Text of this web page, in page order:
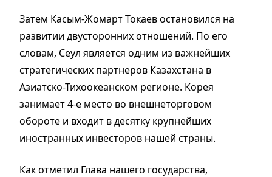
Затем Касым-Жомарт Токаев остановился на
развитии двусторонних отношений. По его
словам, Сеул является одним из важнейших
стратегических партнеров Казахстана в
Азиатско-Тихоокеанском регионе. Корея
занимает 4-е место во внешнеторговом
обороте и входит в десятку крупнейших
иностранных инвесторов нашей страны.
Как отметил Глава нашего государства,